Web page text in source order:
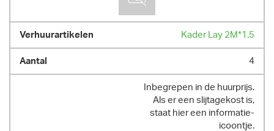
Kader Lay 2M*1.5
4
Inbegrepen in de huurprijs.
Als er een slijtagekost is,
staat hier een informatie-
icoontje.